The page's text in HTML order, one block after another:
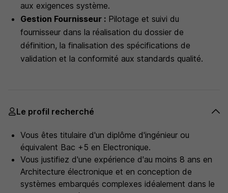
aux exigences système.
Gestion Fournisseur : Pilotage et suivi du
fournisseur dans la réalisation du dossier de
définition, la finalisation des spécifications de
validation et la conformité aux standards qualité.
Le profil recherché
Vous êtes titulaire d'un diplôme d'ingénieur ou
équivalent Bac +5 en Electronique.
Vous justifiez d'une expérience d'au moins 8 ans en
Architecture électronique et en conception de
systèmes embarqués complexes idéalement dans le